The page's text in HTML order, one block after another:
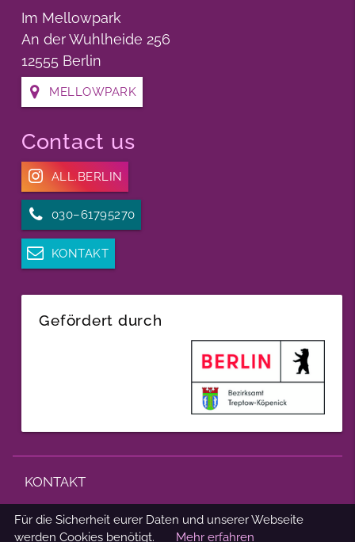
Im Mellowpark
An der Wuhlheide 256
12555 Berlin
MELLOWPARK
Contact us
ALL.BERLIN
030–61795270
KONTAKT
Gefördert durch
KONTAKT
IMPRESSUM
DATENSCHUTZ
Für die Sicherheit eurer Daten und unserer Webseite
werden Cookies benötigt.
Mehr erfahren